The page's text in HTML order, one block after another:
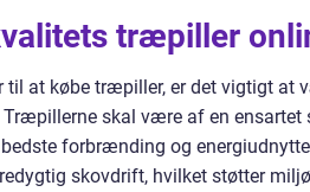
træpiller
til at købe træpiller, er det vigtigt at
skal være af en ensartet
forbrænding og
skovdrift, hvilket støtter